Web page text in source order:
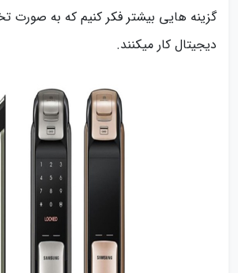
گزینه هایی بیشتر فکر کنیم که به
دیجیتال کار میکنند.